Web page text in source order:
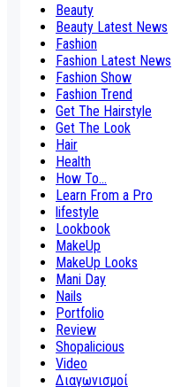
Beauty
Beauty Latest News
Fashion
Fashion Latest News
Fashion Show
Fashion Trend
Get The Hairstyle
Get The Look
Hair
Health
How To...
Learn From a Pro
lifestyle
Lookbook
MakeUp
MakeUp Looks
Mani Day
Nails
Portfolio
Review
Shopalicious
Video
Διαγωνισμοί